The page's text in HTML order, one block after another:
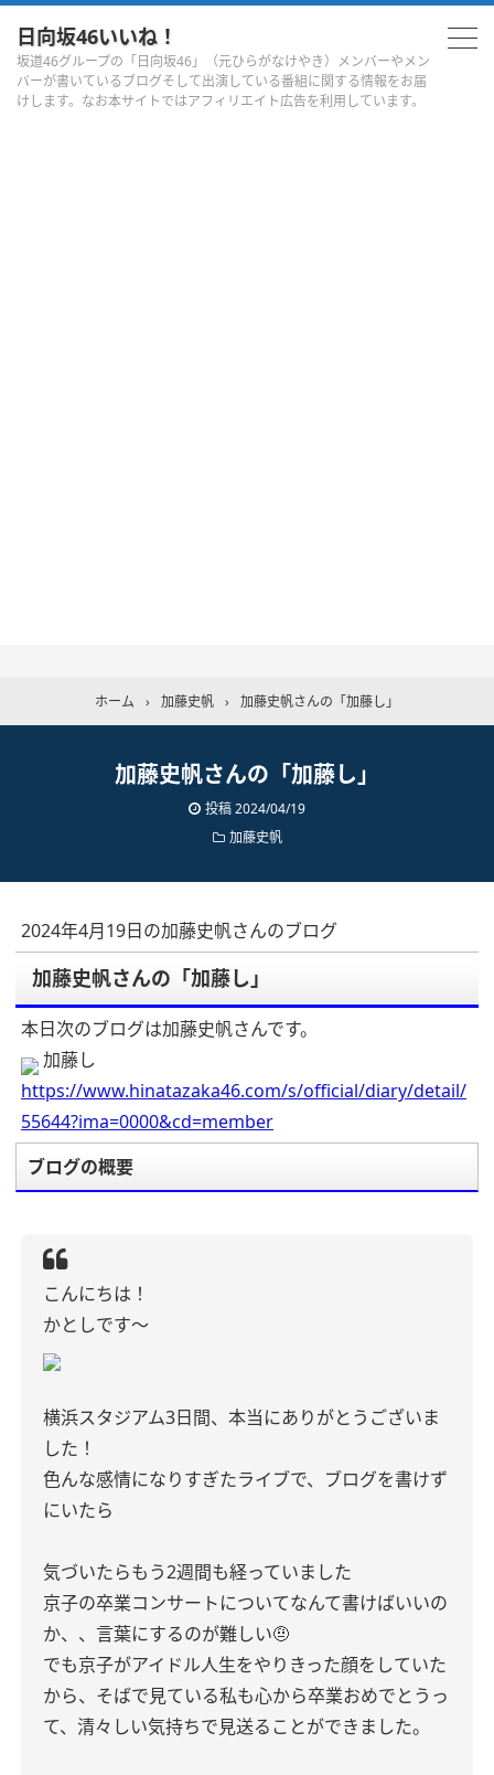
日向坂46いいね！
坂道46グループの「日向坂46」（元ひらがなけやき）メンバーやメン
バーが書いているブログそして出演している番組に関する情報をお届
けします。なお本サイトではアフィリエイト広告を利用しています。
ホーム › 加藤史帆 › 加藤史帆さんの「加藤し」
加藤史帆さんの「加藤し」
投稿2024/04/19
加藤史帆
2024年4月19日の加藤史帆さんのブログ
加藤史帆さんの「加藤し」
本日次のブログは加藤史帆さんです。
加藤し
https://www.hinatazaka46.com/s/official/diary/detail/
55644?ima=0000&cd=member
ブログの概要
こんにちは！
かとしです〜
横浜スタジアム3日間、本当にありがとうございま
した！
色んな感情になりすぎたライブで、ブログを書けず
にいたら
気づいたらもう2週間も経っていました
京子の卒業コンサートについてなんて書けばいいの
か、、言葉にするのが難しい🤨
でも京子がアイドル人生をやりきった顔をしていた
から、そばで見ている私も心から卒業おめでとうっ
て、清々しい気持ちで見送ることができました。